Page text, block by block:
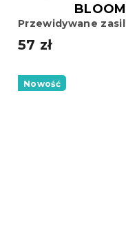
Przewidywane
57 zł
Nowość